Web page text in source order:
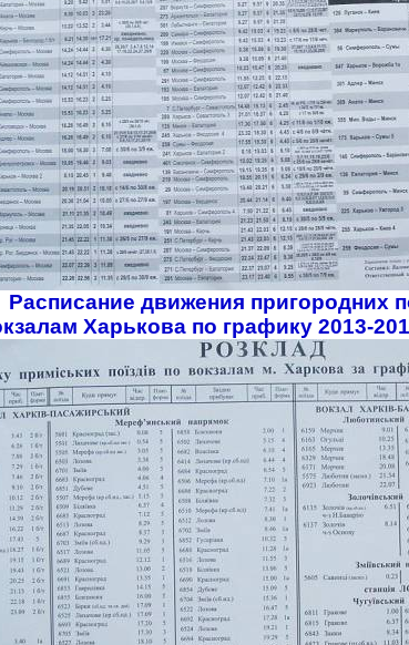
Расписание движения пригородних
Харькова по графику 2013-